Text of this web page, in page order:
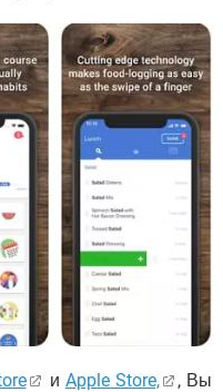
и Apple Store,
, Вы